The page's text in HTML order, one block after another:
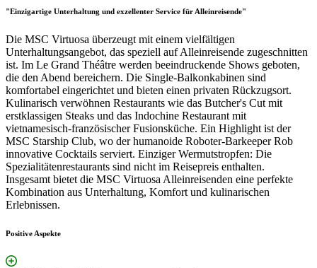
"Einzigartige Unterhaltung und exzellenter Service für Alleinreisende"
Die MSC Virtuosa überzeugt mit einem vielfältigen
Unterhaltungsangebot, das speziell auf Alleinreisende zugeschnitten
ist. Im Le Grand Théâtre werden beeindruckende Shows geboten,
die den Abend bereichern. Die Single-Balkonkabinen sind
komfortabel eingerichtet und bieten einen privaten Rückzugsort.
Kulinarisch verwöhnen Restaurants wie das Butcher's Cut mit
erstklassigen Steaks und das Indochine Restaurant mit
vietnamesisch-französischer Fusionsküche. Ein Highlight ist der
MSC Starship Club, wo der humanoide Roboter-Barkeeper Rob
innovative Cocktails serviert. Einziger Wermutstropfen: Die
Spezialitätenrestaurants sind nicht im Reisepreis enthalten.
Insgesamt bietet die MSC Virtuosa Alleinreisenden eine perfekte
Kombination aus Unterhaltung, Komfort und kulinarischen
Erlebnissen.
Positive Aspekte